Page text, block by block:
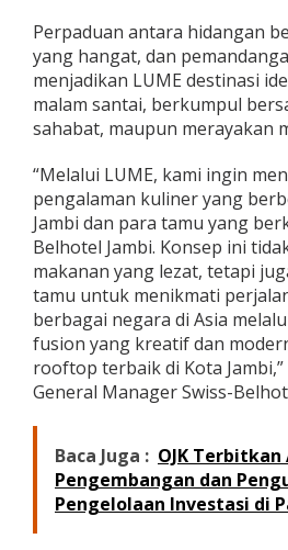
Perpaduan antara hidangan
yang hangat, dan
menjadikan LUME destinasi
malam santai, berkumpul
sahabat, maupun merayakan
“Melalui LUME, kami ingin
pengalaman kuliner yang
Jambi dan para tamu yang
Belhotel Jambi. Konsep ini
makanan yang lezat, tetapi
tamu untuk menikmati
berbagai negara di Asia
fusion yang kreatif dan
rooftop terbaik di Kota
General Manager Swiss-
Baca Juga : OJK
Pengembangan dan
Pengelolaan Investasi di